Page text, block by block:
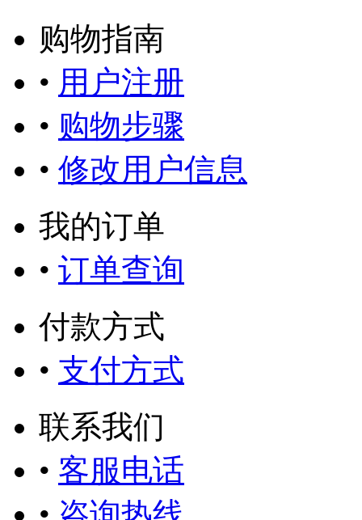
购物指南
• 用户注册
• 购物步骤
• 修改用户信息
我的订单
• 订单查询
付款方式
• 支付方式
联系我们
• 客服电话